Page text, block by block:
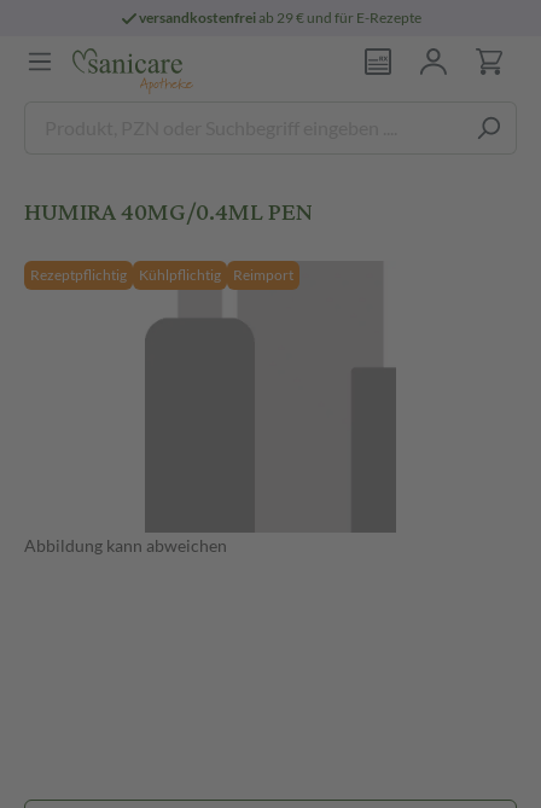
versandkostenfreiab 29 € und für E-Rezepte
HUMIRA 40MG/0.4ML PEN
Rezeptpflichtig Kühlpflichtig Reimport
Abbildung kann abweichen